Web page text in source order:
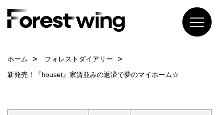
ホーム
フォレストダイアリー
新発売！『houset』家賃並みの返済で夢のマイホーム☆